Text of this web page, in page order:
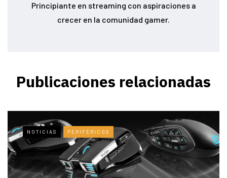
Principiante en streaming con aspiraciones a
crecer en la comunidad gamer.
Publicaciones relacionadas
NOTICIAS PERIFÉRICOS